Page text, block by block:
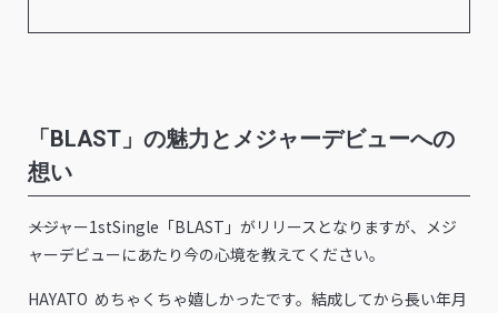
「BLAST」の魅力とメジャーデビューへの
想い
――メジャー1stSingle「BLAST」がリリースとなりますが、メジ
ャーデビューにあたり今の心境を教えてください。
HAYATO めちゃくちゃ嬉しかったです。結成してから長い年月